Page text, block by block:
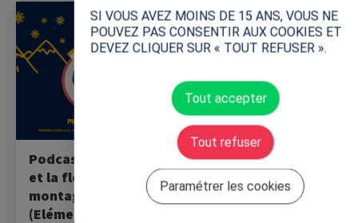
Image
Podcast - La faune
et la flore de
montagne
(Elémentaire et
Ecoutez le podcast avec
Marie Martinod !
Image
Podcast - Tourisme
et déplacement à la
montagne
Ecoutez le podcast avec
Marie Martinod !
SI VOUS AVEZ MOINS DE 15 ANS, VOUS NE
POUVEZ PAS CONSENTIR AUX COOKIES ET
DEVEZ CLIQUER SUR « TOUT REFUSER ».
Tout accepter
Tout refuser
Paramétrer les cookies